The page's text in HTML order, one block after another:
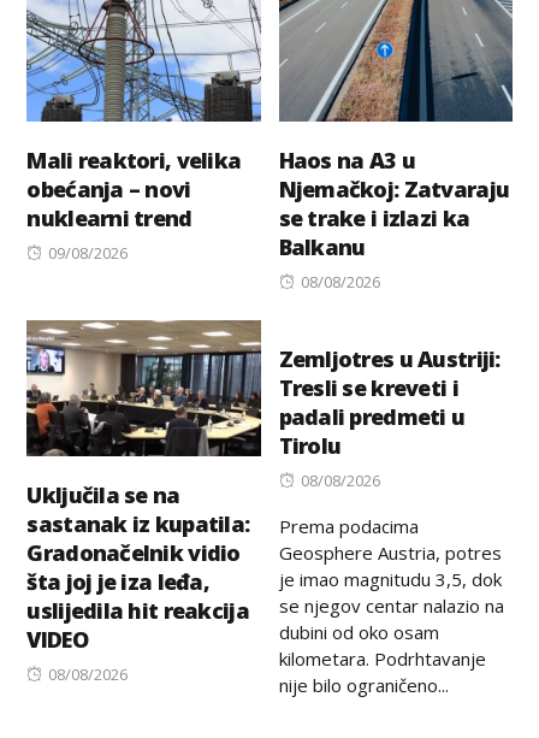
Mali reaktori, velika
obećanja – novi
nuklearni trend
Posted
09/08/2026
Haos na A3 u
Njemačkoj: Zatvaraju
se trake i izlazi ka
Balkanu
Posted
08/08/2026
Uključila se na
sastanak iz kupatila:
Gradonačelnik vidio
šta joj je iza leđa,
uslijedila hit reakcija
VIDEO
Posted
08/08/2026
Zemljotres u Austriji:
Tresli se kreveti i
padali predmeti u
Tirolu
Posted
08/08/2026
Prema podacima
Geosphere Austria, potres
je imao magnitudu 3,5, dok
se njegov centar nalazio na
dubini od oko osam
kilometara. Podrhtavanje
nije bilo ograničeno...